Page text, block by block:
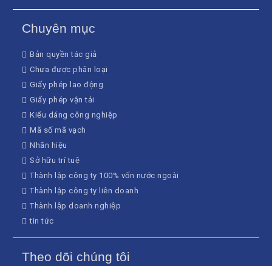
Chuyên mục
Bản quyền tác giả
Chưa được phân loại
Giấy phép lao động
Giấy phép vận tải
Kiểu dáng công nghiệp
Mã số mã vạch
Nhãn hiệu
Sở hữu trí tuệ
Thành lập công ty 100% vốn nước ngoài
Thành lập công ty liên doanh
Thành lập doanh nghiệp
tin tức
Theo dõi chúng tôi